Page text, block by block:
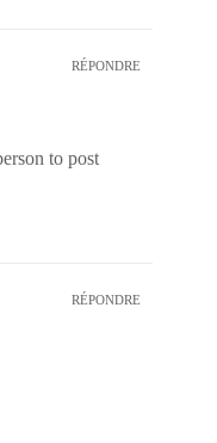
RÉPONDRE
to post
RÉPONDRE